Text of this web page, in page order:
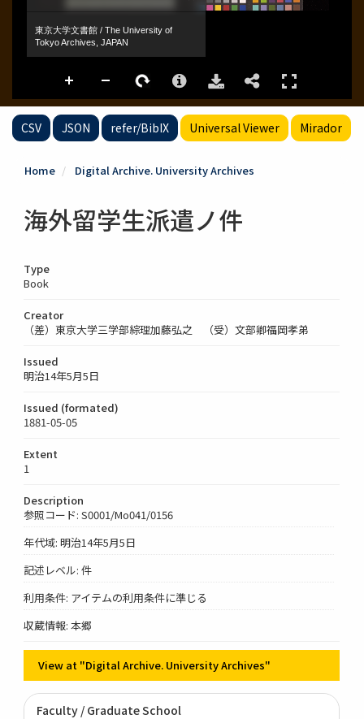
CSV JSON refer/BibIX Universal Viewer Mirador
Home Digital Archive. University Archives
海外留学生派遣ノ件
Type
Book
Creator
（差）東京大学三学部綜理加藤弘之 （受）文部卿福岡孝弟
Issued
明治14年5月5日
Issued (formated)
1881-05-05
Extent
1
Description
参照コード: S0001/Mo041/0156
年代域: 明治14年5月5日
記述レベル: 件
利用条件: アイテムの利用条件に準じる
収蔵情報: 本郷
View at "Digital Archive. University Archives"
Faculty / Graduate School